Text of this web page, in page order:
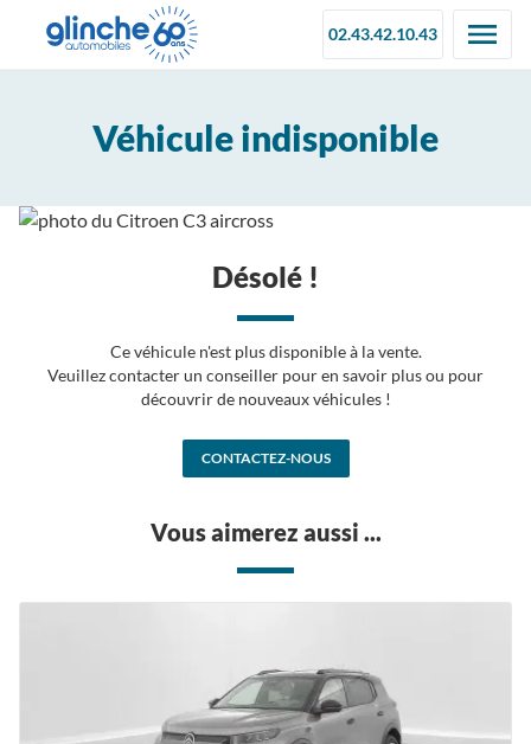
02.43.42.10.43
Véhicule indisponible
Désolé !
Ce véhicule n'est plus disponible à la vente.
Veuillez contacter un conseiller pour en savoir plus ou pour
découvrir de nouveaux véhicules !
CONTACTEZ-NOUS
Vous aimerez aussi ...